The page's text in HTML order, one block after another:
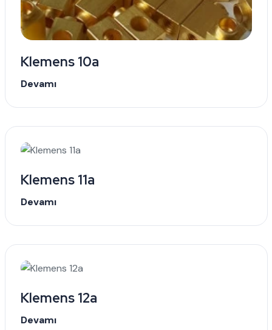
Klemens 10a
Devamı
Klemens 11a
Devamı
Klemens 12a
Devamı